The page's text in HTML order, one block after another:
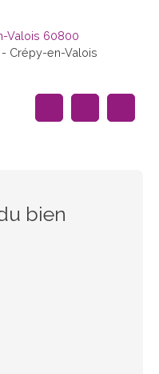
Valois 60800
Crépy-en-Valois
bien